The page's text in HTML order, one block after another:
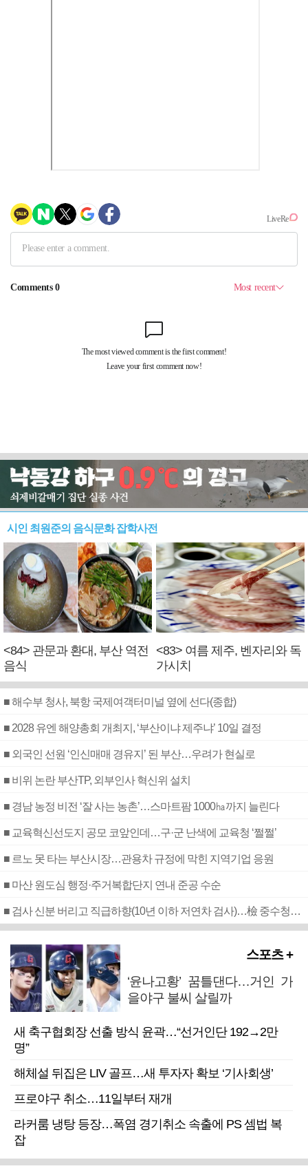
시인 최원준의 음식문화 잡학사전
<84> 관문과 환대, 부산 역전
음식
<83> 여름 제주, 벤자리와 독
가시치
■ 해수부 청사, 북항 국제여객터미널 옆에 선다(종합)
■ 2028 유엔 해양총회 개최지, ‘부산이냐 제주냐’ 10일 결정
■ 외국인 선원 ‘인신매매 경유지’ 된 부산…우려가 현실로
■ 비위 논란 부산TP, 외부인사 혁신위 설치
■ 경남 농정 비전 ‘잘 사는 농촌’…스마트팜 1000㏊까지 늘린다
■ 교육혁신선도지 공모 코앞인데…구·군 난색에 교육청 ‘쩔쩔’
■ 르노 못 타는 부산시장…관용차 규정에 막힌 지역기업 응원
■ 마산 원도심 행정·주거복합단지 연내 준공 수순
■ 검사 신분 버리고 직급하향(10년 이하 저연차 검사)…檢 중수청행 기피
스포츠 +
‘윤나고황’ 꿈틀댄다…거인 가
을야구 불씨 살릴까
새 축구협회장 선출 방식 윤곽…“선거인단 192→2만
명”
해체설 뒤집은 LIV 골프…새 투자자 확보 ‘기사회생’
프로야구 취소…11일부터 재개
라커룸 냉탕 등장…폭염 경기취소 속출에 PS 셈법 복
잡